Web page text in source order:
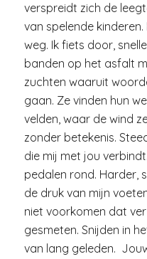
verspreidt zich de
van spelende
weg. Ik fiets door,
banden op het asfalt
zuchten waaruit
gaan. Ze vinden hun
velden, waar de wind
zonder betekenis.
die mij met jou
pedalen rond. Harder,
de druk van mijn
niet voorkomen dat
gesmeten. Snijden in
van lang geleden.